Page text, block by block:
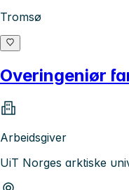
Tromsø
Overingeniør
Arbeidsgiver
UiT Norges arktiske